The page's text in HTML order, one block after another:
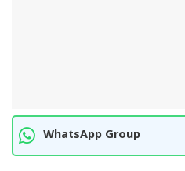
WhatsApp Group